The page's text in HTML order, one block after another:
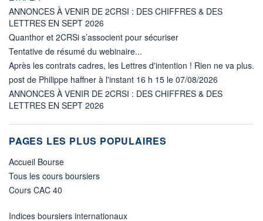
ANNONCES À VENIR DE 2CRSI : DES CHIFFRES & DES
LETTRES EN SEPT 2026
Quanthor et 2CRSi s’associent pour sécuriser
Tentative de résumé du webinaire...
Après les contrats cadres, les Lettres d'intention ! Rien ne va plus.
post de Philippe haffner à l'instant 16 h 15 le 07/08/2026
ANNONCES À VENIR DE 2CRSI : DES CHIFFRES & DES
LETTRES EN SEPT 2026
PAGES LES PLUS POPULAIRES
Accueil Bourse
Tous les cours boursiers
Cours CAC 40
Indices boursiers internationaux